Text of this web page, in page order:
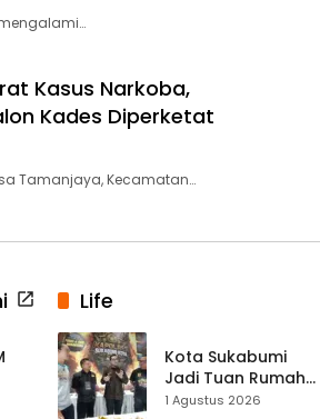
mengalami…
Kasus Narkoba,
Kades Diperketat
Tamanjaya, Kecamatan…
Life
Kota Sukabumi
Jadi Tuan Rumah
Kontes Batu Akik
1 Agustus 2026